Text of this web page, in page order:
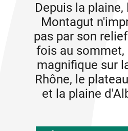
Depuis la plaine,
Montagut
pas par son
fois au sommet,
magnifique sur
Rhône, le
et la plaine